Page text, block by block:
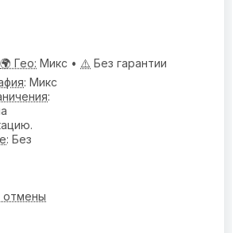
🌍 Гео: Микс • ⚠️ Без гарантии
: Микс
:
: Без
отмены